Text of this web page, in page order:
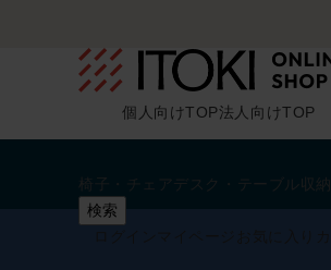
個人向けTOP法人向けTOP
椅子・チェア デスク・テーブル 収納
検索